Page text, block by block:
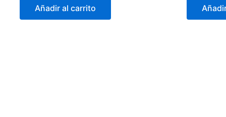
Añadir al carrito